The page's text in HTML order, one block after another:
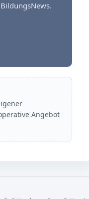
Angebot